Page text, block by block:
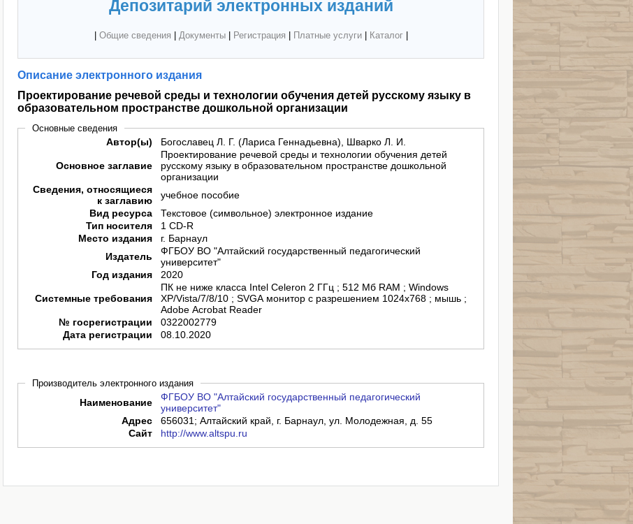
Депозитарий электронных изданий
Общие сведения Документы| Регистрация Платные услуги| Каталог|
Описание электронного издания
Проектирование речевой среды и технологии обучения детей русскому языку в
образовательном пространстве дошкольной организации
Основные сведения
Автор(ы) Богославец Л. Г. (Лариса Геннадьевна), Шварко Л. И.
Основное заглавие
Проектирование речевой среды и технологии обучения детей
русскому языку в образовательном пространстве дошкольной
организации
Сведения, относящиеся
к заглавию
учебное пособие
Вид ресурса
Текстовое (символьное) электронное издание
Тип носителя
1 CD-R
Место издания
г. Барнаул
Издатель
ФГБОУ ВО "Алтайский государственный педагогический
университет"
Год издания
2020
Системные требования
ПК не ниже класса Intel Celeron 2 ГГц ; 512 Мб RAM ; Windows
XP/Vista/7/8/10 ; SVGA монитор с разрешением 1024х768 ; мышь ;
Adobe Acrobat Reader
№ госрегистрации
0322002779
Дата регистрации
08.10.2020
Производитель электронного издания
Наименование
ФГБОУ ВО "Алтайский государственный педагогический
университет"
Адрес
656031; Алтайский край, г. Барнаул, ул. Молодежная, д. 55
Сайт
http://www.altspu.ru